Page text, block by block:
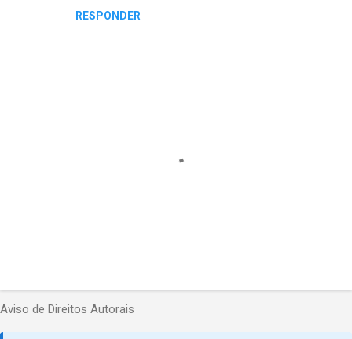
RESPONDER
s
Aviso de Direitos Autorais